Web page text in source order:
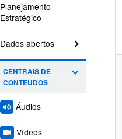
Planejamento
Estratégico
Dados abertos
CENTRAIS DE
CONTEÚDOS
Áudios
Vídeos